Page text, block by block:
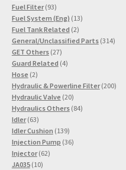
Produkte
Fuel Filter 9393
Produkte
Fuel System (Eng) 1313
Fuel Tank Related 22
Produkte
General/Unclassified Parts 314314
GET Others 2727
Produkte
Guard Related 44
Hose 22
Produkte
Hydraulic & Powerline Filter 200200
Hydraulic Valve 2020
Produkte
Hydraulics Others 8484
Idler 6363
Produkte
Idler Cushion 139139
Produkte
Injection Pump 3636
Injector 6262
JA035 1010